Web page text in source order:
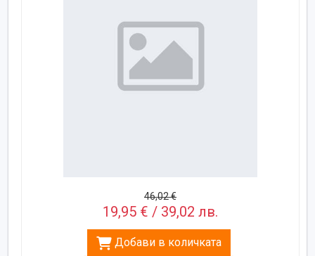
46,02 €
19,95 € / 39,02 лв.
Добави в количката